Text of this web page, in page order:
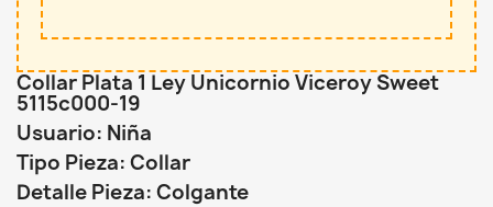
Collar Plata 1 Ley Unicornio Viceroy Sweet
5115c000-19
Usuario: Niña
Tipo Pieza: Collar
Detalle Pieza: Colgante